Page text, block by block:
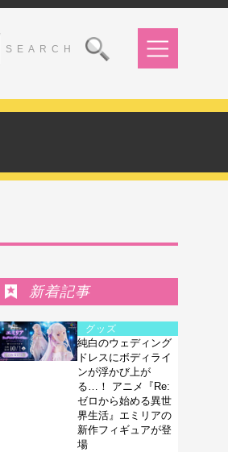
新着記事
グッズ
純白のウェディング
ドレスにボディライ
ンが浮かび上が
る…！ アニメ『Re:
ゼロから始める異世
界生活』エミリアの
新作フィギュアが登
場